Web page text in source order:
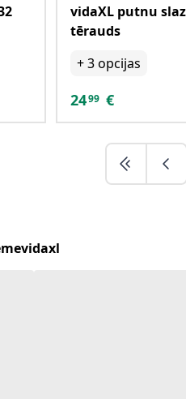
vidaXL putnu
tērauds
+3opcijas
2499 €